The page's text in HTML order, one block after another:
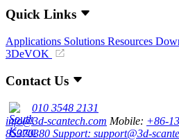
Quick Links
Applications Solutions Resources
3DeVOK
Contact Us
010 3548 2131
info@3d-scantech.com Mobile: +86-
85370380 Support: support@3d-